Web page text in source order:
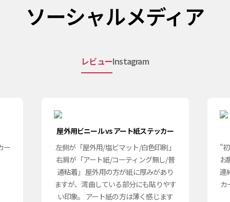
ソーシャルメディア
レビューInstagram
ー
屋外用ビニール vs アート紙ステッカー
左側が「屋外用/塩ビマット/白色印刷」
右肩が「アート紙/コーティング無し/普
通粘着」 屋外用の方が紙に厚みがあり
ますが、湾曲している部分にも貼りやす
い印象。 アート紙の方は薄く感じます
"
お
連
カ